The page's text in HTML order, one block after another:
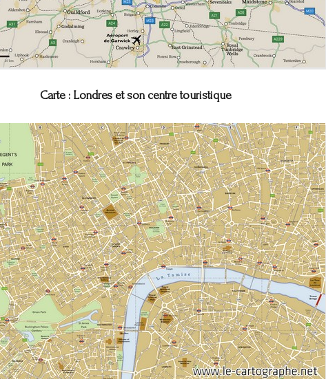
Carte : Londres et son centre touristique